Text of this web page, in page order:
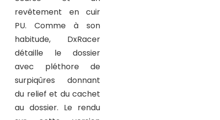
revêtement en cuir
PU. Comme à son
habitude, DxRacer
détaille le dossier
avec pléthore de
surpiqûres donnant
du relief et du cachet
au dossier. Le rendu